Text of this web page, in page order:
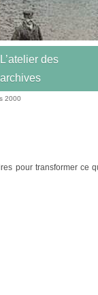
L’atelier des
archives
2000
pour transformer ce